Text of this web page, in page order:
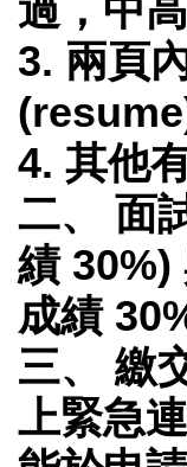
過，中
3. 兩頁
4. 其他
二、 面
績 30%)
成績
三、 繳
上緊急